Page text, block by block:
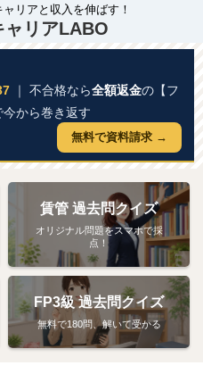
リアと収入を伸ばす！
ャリアLABO
｜ 不合格なら全額返金の【フ
から巻き返す
無料で資料請求 →
賃管 過去問クイズ
オリジナル問題をスマホで採
点！
FP3級 過去問クイズ
無料で180問、解いて受かる